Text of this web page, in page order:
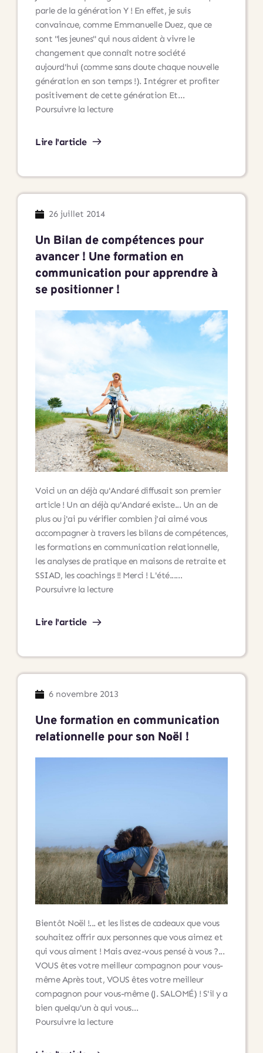
parle de la génération Y ! En effet, je suis
convaincue, comme Emmanuelle Duez, que ce
sont "les jeunes" qui nous aident à vivre le
changement que connaît notre société
aujourd'hui (comme sans doute chaque nouvelle
génération en son temps !). Intégrer et profiter
positivement de cette génération Et…
Poursuivre la lectureLa
le
chemin
Lire l'article
26 juillet 2014
Un Bilan de compétences pour
avancer ! Une formation en
communication pour apprendre à
se positionner !
Voici un an déjà qu'Andaré diffusait son premier
article ! Un an déjà qu'Andaré existe... Un an de
plus ou j'ai pu vérifier combien j'ai aimé vous
accompagner à travers les bilans de compétences,
les formations en communication relationnelle,
les analyses de pratique en maisons de retraite et
SSIAD, les coachings !! Merci ! L'été...…
Poursuivre la lectureUn
avancer
!
en
communication
pour
apprendre
Lire l'article
6 novembre 2013
Une formation en communication
relationnelle pour son Noël !
Bientôt Noël !... et les listes de cadeaux que vous
souhaitez offrir aux personnes que vous aimez et
qui vous aiment ! Mais avez-vous pensé à vous ?...
VOUS êtes votre meilleur compagnon pour vous-
même Après tout, VOUS êtes votre meilleur
compagnon pour vous-même (J. SALOMÉ) ! S'il y a
bien quelqu'un à qui vous…
Poursuivre la lectureUne